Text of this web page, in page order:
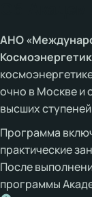
АНО
очно в Москве и
высших
Программа
практические
После
программы